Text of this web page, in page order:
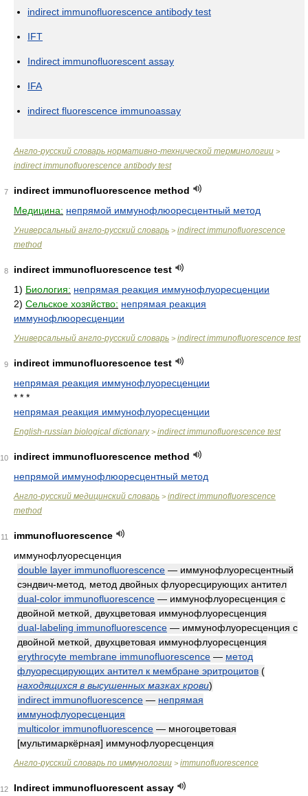
indirect immunofluorescence antibody test
IFT
Indirect immunofluorescent assay
IFA
indirect fluorescence immunoassay
Англо-русский словарь нормативно-технической терминологии >
indirect immunofluorescence antibody test
7
indirect immunofluorescence method
Медицина: непрямой иммунофлюоресцентный метод
Универсальный англо-русский словарь > indirect immunofluorescence
method
8
indirect immunofluorescence test
1) Биология: непрямая реакция иммунофлуоресценции
2) Сельское хозяйство: непрямая реакция
иммунофлюоресценции
Универсальный англо-русский словарь > indirect immunofluorescence test
9
indirect immunofluorescence test
непрямая реакция иммунофлуоресценции
* * *
непрямая реакция иммунофлуоресценции
English-russian biological dictionary> indirect immunofluorescence test
10
indirect immunofluorescence method
непрямой иммунофлюоресцентный метод
Англо-русский медицинский словарь > indirect immunofluorescence
method
11
immunofluorescence
иммунофлуоресценция
double layer immunofluorescence — иммунофлуоресцентный
сэндвич-метод, метод двойных флуоресцирующих антител
dual-color immunofluorescence — иммунофлуоресценция с
двойной меткой, двухцветовая иммунофлуоресценция
dual-labeling immunofluorescence — иммунофлуоресценция с
двойной меткой, двухцветовая иммунофлуоресценция
erythrocyte membrane immunofluorescence — метод
флуоресцирующих антител к мембране эритроцитов (
находящихся в высушенных мазках крови)
indirect immunofluorescence — непрямая
иммунофлуоресценция
multicolor immunofluorescence — многоцветовая
[мультимаркёрная] иммунофлуоресценция
Англо-русский словарь по иммунологии > immunofluorescence
12 Indirect immunofluorescent assay